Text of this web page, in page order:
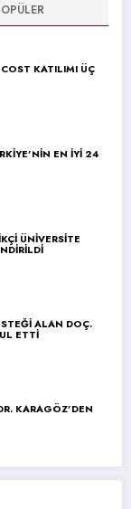
KATILIMI ÜÇ
EN İYİ 24
ÜNİVERSİTE
ALAN DOÇ.
ETTİ
KARAGÖZ’DEN